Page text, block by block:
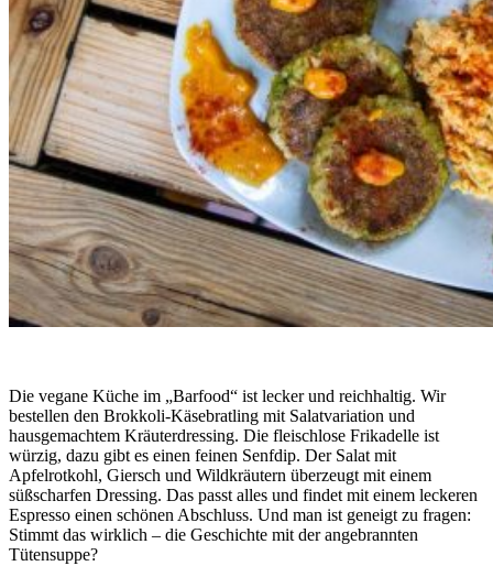
Die vegane Küche im „Barfood“ ist lecker und reichhaltig. Wir
bestellen den Brokkoli-Käsebratling mit Salatvariation und
hausgemachtem Kräuterdressing. Die fleischlose Frikadelle ist
würzig, dazu gibt es einen feinen Senfdip. Der Salat mit
Apfelrotkohl, Giersch und Wildkräutern überzeugt mit einem
süßscharfen Dressing. Das passt alles und findet mit einem leckeren
Espresso einen schönen Abschluss. Und man ist geneigt zu fragen:
Stimmt das wirklich – die Geschichte mit der angebrannten
Tütensuppe?